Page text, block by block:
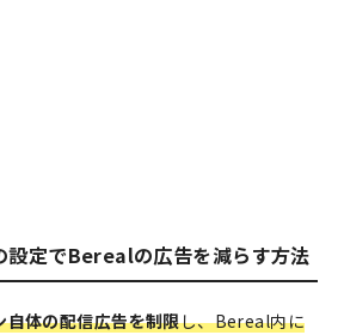
定でBerealの広告を減らす方法
自体の配信広告を制限し、Bereal内に